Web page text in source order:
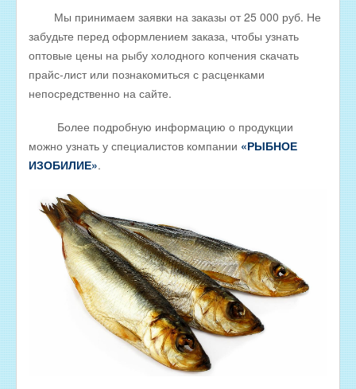
Мы принимаем заявки на заказы от 25 000 руб. Не
забудьте перед оформлением заказа, чтобы узнать
оптовые цены на рыбу холодного копчения скачать
прайс-лист или познакомиться с расценками
непосредственно на сайте.
Более подробную информацию о продукции
можно узнать у специалистов компании «РЫБНОЕ
ИЗОБИЛИЕ».